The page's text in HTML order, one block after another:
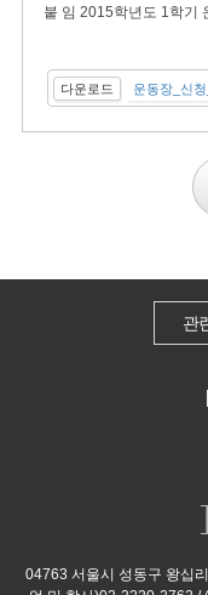
붙 임 2015학년도 1학기
다운로드 운동장_신
관
04763 서울시 성동구 왕십